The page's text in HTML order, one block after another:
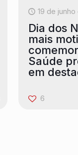
19 de
Dia dos
mais
Saúde
em
6